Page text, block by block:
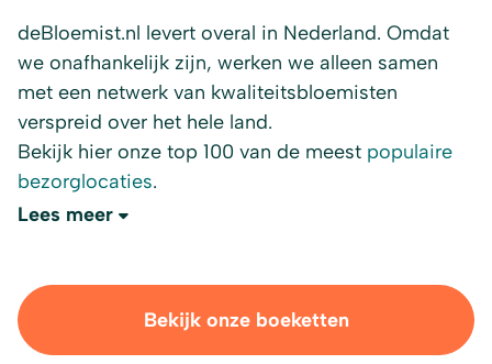
deBloemist.nl levert overal in Nederland. Omdat
we onafhankelijk zijn, werken we alleen samen
met een netwerk van kwaliteitsbloemisten
verspreid over het hele land.
Bekijk hier onze top 100 van de meest populaire
bezorglocaties.
Lees meer
Bekijk onze boeketten